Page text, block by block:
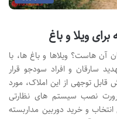
ویلا و باغ
آن هاست؟ ویلاها و باغ ها، با
سارقان و افراد سودجو قرار
توجهی از این املاک، مورد
نصب سیستم های نظارتی
و خرید دوربین مداربسته